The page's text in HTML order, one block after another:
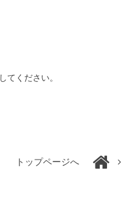
してください。
トップページへ